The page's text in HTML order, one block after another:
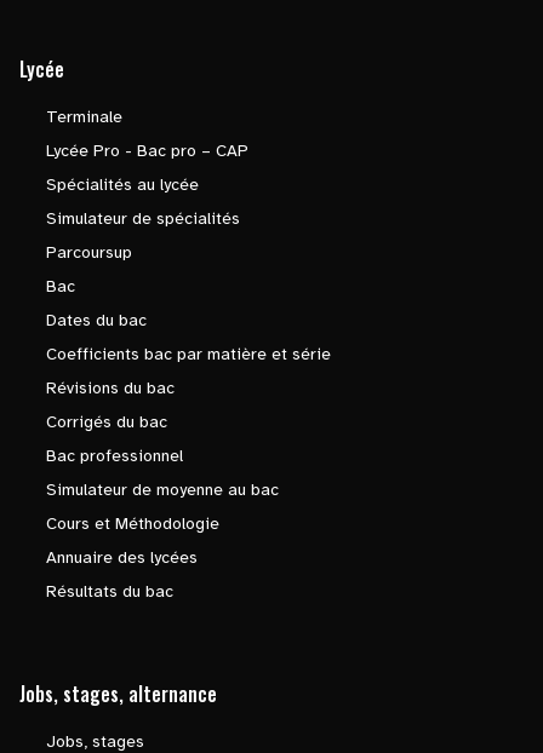
Lycée
Terminale
Lycée Pro - Bac pro – CAP
Spécialités au lycée
Simulateur de spécialités
Parcoursup
Bac
Dates du bac
Coefficients bac par matière et série
Révisions du bac
Corrigés du bac
Bac professionnel
Simulateur de moyenne au bac
Cours et Méthodologie
Annuaire des lycées
Résultats du bac
Jobs, stages, alternance
Jobs, stages